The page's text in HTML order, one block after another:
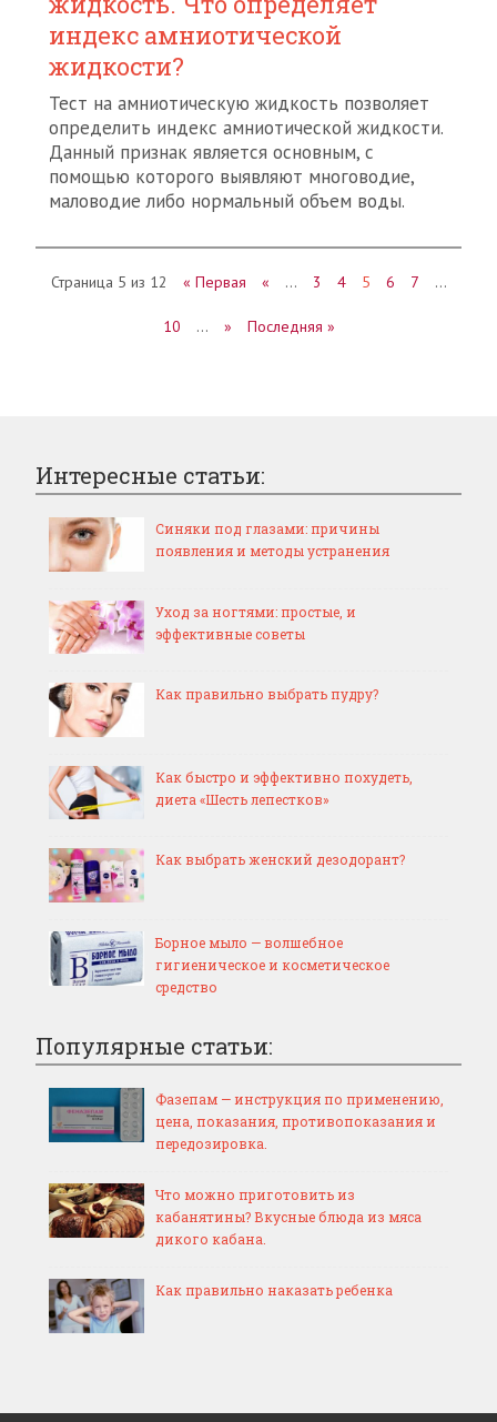
индекс амниотической
жидкости?
Тест на амниотическую жидкость позволяет
определить индекс амниотической жидкости.
Данный признак является основным, с
помощью которого выявляют многоводие,
маловодие либо нормальный объем воды.
Страница 5 из 12 « Первая « … 3 4 5 6 7 …
10 … » Последняя »
Интересные статьи:
Синяки под глазами: причины
появления и методы устранения
Уход за ногтями: простые, и
эффективные советы
Как правильно выбрать пудру?
Как быстро и эффективно похудеть,
диета «Шесть лепестков»
Как выбрать женский дезодорант?
Борное мыло — волшебное
гигиеническое и косметическое
средство
Популярные статьи:
Фазепам — инструкция по применению,
цена, показания, противопоказания и
передозировка.
Что можно приготовить из
кабанятины? Вкусные блюда из мяса
дикого кабана.
Как правильно наказать ребенка